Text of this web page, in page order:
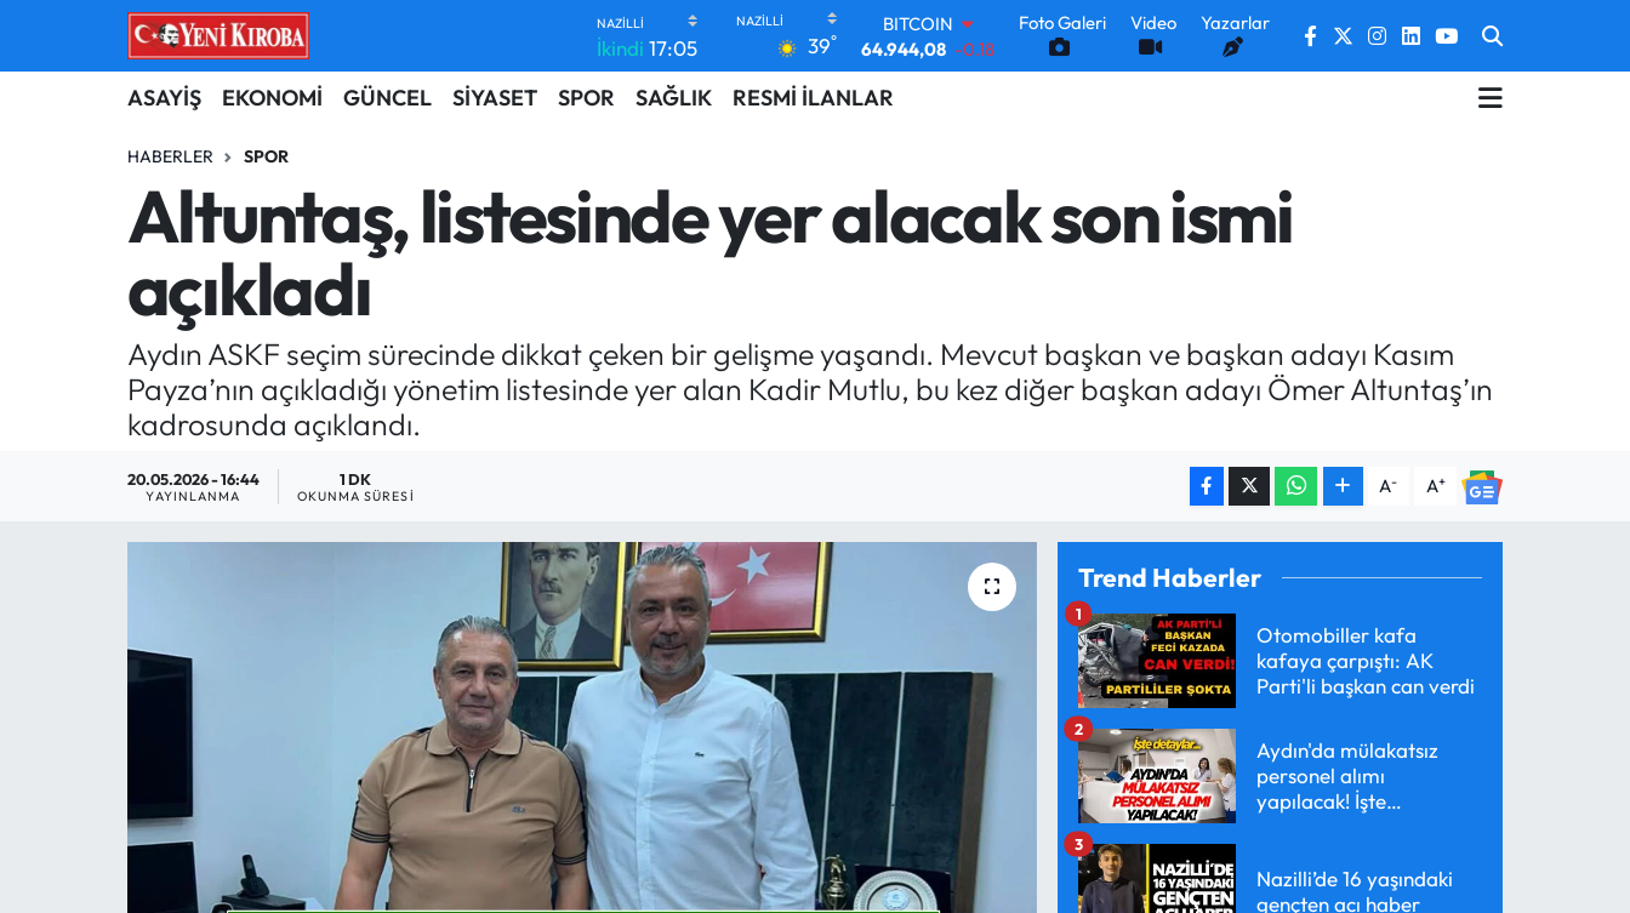
İkindi 17:05 39°
BITCOIN
64.944,08 -0.18
DOLAR
47,7436
64,4811
0.38
GRAM ALTIN
Foto Galeri Video Yazarlar
ASAYİŞ EKONOMİ GÜNCEL SİYASET SPOR SAĞLIK RESMİ İLANLAR
HABERLER SPOR
Altuntaş, listesinde yer alacak son ismi
açıkladı
Aydın ASKF seçim sürecinde dikkat çeken bir gelişme yaşandı. Mevcut başkan ve başkan adayı Kasım
Payza’nın açıkladığı yönetim listesinde yer alan Kadir Mutlu, bu kez diğer başkan adayı Ömer Altuntaş’ın
kadrosunda açıklandı.
20.05.2026 - 16:44
YAYINLANMA
1 DK
OKUNMA SÜRESI A- A+
Trend Haberler
Otomobiller kafa
kafaya çarpıştı: AK
Parti'li başkan can verdi
1
Aydın'da mülakatsız
personel alımı
yapılacak! İşte
2
Nazilli’de 16 yaşındaki
gençten acı haber
3
ASAYİŞ
BİLİM-TEKNOLOJİ
DÜNYA
EĞİTİM
EKONOMİ
SAĞLIK
TARIM
Aydın Nöbetçi Eczaneler
Aydın Hava Durumu
Aydin Namaz Vakitleri
Aydın Trafik Yoğunluk Haritası
Süper Lig Puan Durumu ve Fikstür
Tüm Manşetler